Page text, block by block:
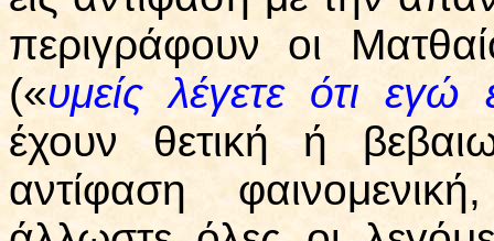
περιγράφουν οι
(«υμείς λέγετε ότι εγώ
έχουν θετική ή
αντίφαση